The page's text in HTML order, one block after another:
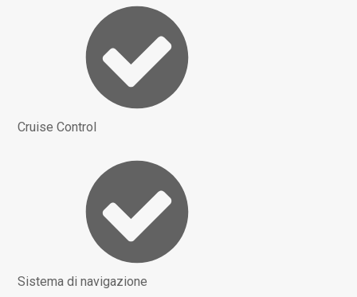
Cruise Control
Sistema di navigazione